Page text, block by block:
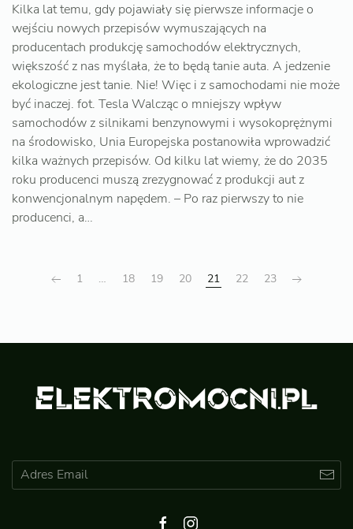
Kilka lat temu, gdy pojawiały się pierwsze informacje o
wejściu nowych przepisów wymuszających na
producentach produkcję samochodów elektrycznych,
większość z nas myślała, że to będą tanie auta. A jedzenie
ekologiczne jest tanie. Nie! Więc i z samochodami nie może
być inaczej. fot. Tesla Walcząc o mniejszy wpływ
samochodów z silnikami benzynowymi i wysokoprężnymi
na środowisko, Unia Europejska postanowiła wprowadzić
kilka ważnych przepisów. Od kilku lat wiemy, że do 2035
roku producenci muszą zrezygnować z produkcji aut z
konwencjonalnym napędem. – Po raz pierwszy to nie
producenci, a…
1 … 18 19 20 21 22 23